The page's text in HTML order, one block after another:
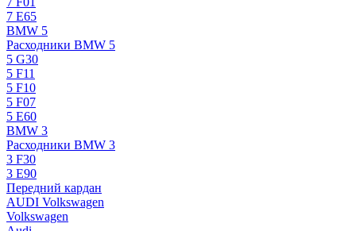
7 E65
BMW 5
Расходники BMW 5
5 G30
5 F11
5 F10
5 F07
5 E60
BMW 3
Расходники BMW 3
3 F30
3 E90
Передний кардан
AUDI Volkswagen
Volkswagen